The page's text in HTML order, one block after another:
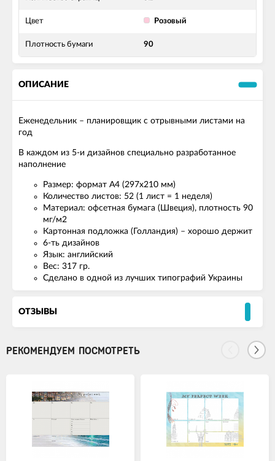
Цвет Розовый
Плотность бумаги 90
ОПИСАНИЕ
Еженедельник – планировщик с отрывными листами на
год
В каждом из 5-и дизайнов специально разработанное
наполнение
Размер: формат А4 (297х210 мм)
Количество листов: 52 (1 лист = 1 неделя)
Материал: офсетная бумага (Швеция), плотность 90
мг/м2
Картонная подложка (Голландия) – хорошо держит
6-ть дизайнов
Язык: английский
Вес: 317 гр.
Сделано в одной из лучших типографий Украины
ОТЗЫВЫ
РЕКОМЕНДУЕМ ПОСМОТРЕТЬ